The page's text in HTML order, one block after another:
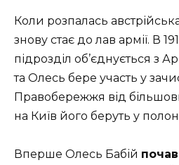
Коли розпалась
знову стає до лав армії. В
підрозділ об’єднується з
та Олесь бере участь у
Правобережжя від
на Київ його беруть у полон,
Вперше Олесь Бабій